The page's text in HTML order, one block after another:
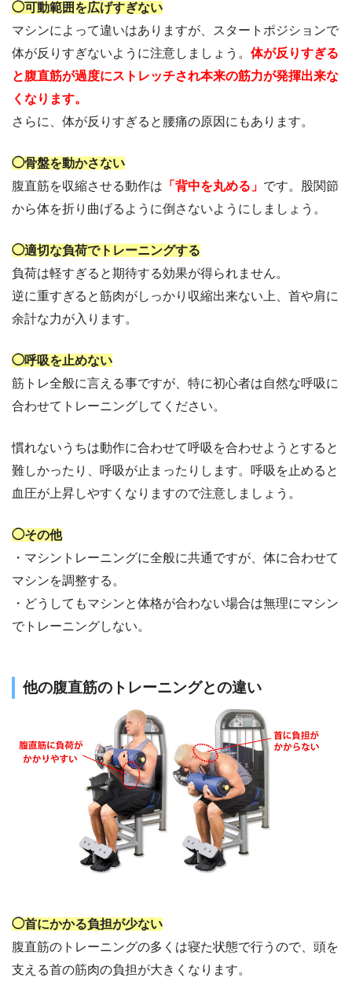
◯可動範囲を広げすぎない
マシンによって違いはありますが、スタートポジションで
体が反りすぎないように注意しましょう。 体が反りすぎる
と腹直筋が過度にストレッチされ本来の筋力が発揮出来な
くなります。
さらに、体が反りすぎると腰痛の原因にもあります。
◯骨盤を動かさない
腹直筋を収縮させる動作は 「背中を丸める」 です。股関節
から体を折り曲げるように倒さないようにしましょう。
◯適切な負荷でトレーニングする
負荷は軽すぎると期待する効果が得られません。
逆に重すぎると筋肉がしっかり収縮出来ない上、首や肩に
余計な力が入ります。
◯呼吸を止めない
筋トレ全般に言える事ですが、特に初心者は自然な呼吸に
合わせてトレーニングしてください。
慣れないうちは動作に合わせて呼吸を合わせようとすると
難しかったり、呼吸が止まったりします。呼吸を止めると
血圧が上昇しやすくなりますので注意しましょう。
◯その他
・マシントレーニングに全般に共通ですが、体に合わせて
マシンを調整する。
・どうしてもマシンと体格が合わない場合は無理にマシン
でトレーニングしない。
他の腹直筋のトレーニングとの違い
◯首にかかる負担が少ない
腹直筋のトレーニングの多くは寝た状態で行うので、頭を
支える首の筋肉の負担が大きくなります。